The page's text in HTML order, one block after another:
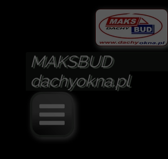
dachyokna.pl
blachy dachówki